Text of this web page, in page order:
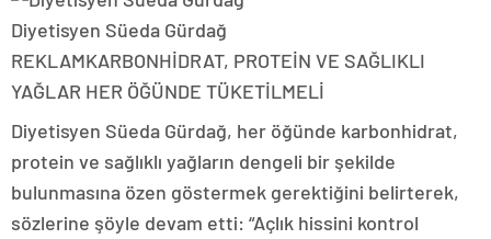
Diyetisyen Süeda Gürdağ
REKLAMKARBONHİDRAT, PROTEİN VE SAĞLIKLI
YAĞLAR HER ÖĞÜNDE TÜKETİLMELİ
Diyetisyen Süeda Gürdağ, her öğünde karbonhidrat,
protein ve sağlıklı yağların dengeli bir şekilde
bulunmasına özen göstermek gerektiğini belirterek,
sözlerine şöyle devam etti: “Açlık hissini kontrol